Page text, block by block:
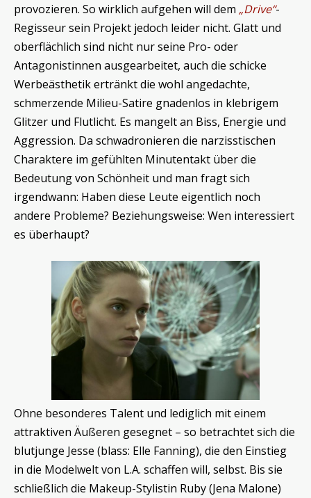
provozieren. So wirklich aufgehen will dem „Drive“-
Regisseur sein Projekt jedoch leider nicht. Glatt und
oberflächlich sind nicht nur seine Pro- oder
Antagonistinnen ausgearbeitet, auch die schicke
Werbeästhetik ertränkt die wohl angedachte,
schmerzende Milieu-Satire gnadenlos in klebrigem
Glitzer und Flutlicht. Es mangelt an Biss, Energie und
Aggression. Da schwadronieren die narzisstischen
Charaktere im gefühlten Minutentakt über die
Bedeutung von Schönheit und man fragt sich
irgendwann: Haben diese Leute eigentlich noch
andere Probleme? Beziehungsweise: Wen interessiert
es überhaupt?
Ohne besonderes Talent und lediglich mit einem
attraktiven Äußeren gesegnet – so betrachtet sich die
blutjunge Jesse (blass: Elle Fanning), die den Einstieg
in die Modelwelt von L.A. schaffen will, selbst. Bis sie
schließlich die Makeup-Stylistin Ruby (Jena Malone)